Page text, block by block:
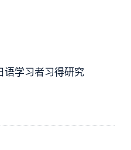
语学习者习得研究